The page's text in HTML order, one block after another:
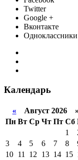
Twitter
Google +
Вконтакте
Одноклассники
Календарь
« Август 2026 »
Пн Вт Ср Чт Пт Сб
1
3
4 5 6 7 8
10 11 12 13 14 15